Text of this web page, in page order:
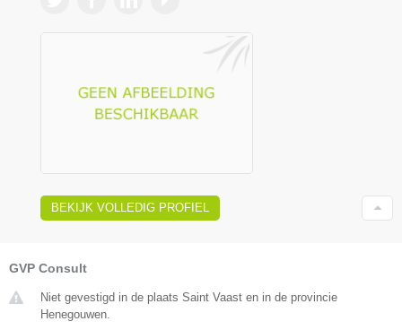
BEKIJK VOLLEDIG PROFIEL
GVP Consult
Niet gevestigd in de plaats Saint Vaast en in de provincie
Henegouwen.